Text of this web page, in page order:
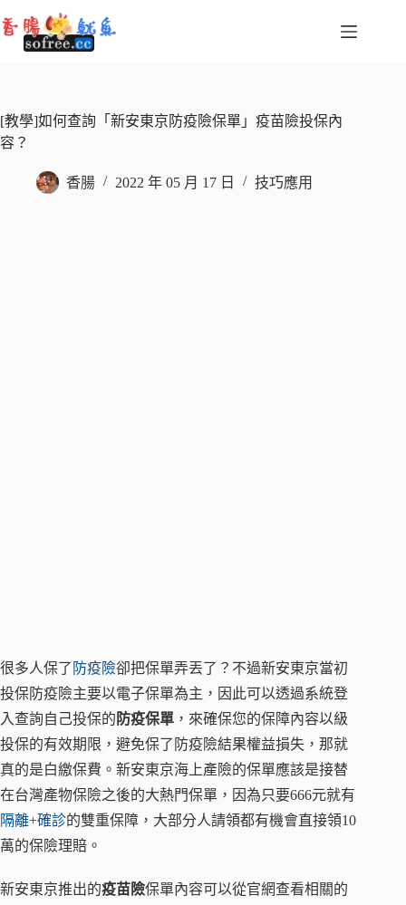
至
容
[教學]如何查詢「新安東京防疫險保單」疫苗險投保內
容？
香腸 2022 年 05 月 17 日 技巧應用
很多人保了 防疫險卻把保單弄丟了？不過新安東京當初
投保防疫險主要以電子保單為主，因此可以透過系統登
入查詢自己投保的 防疫保單 ，來確保您的保障內容以級
投保的有效期限，避免保了防疫險結果權益損失，那就
真的是白繳保費。新安東京海上產險的保單應該是接替
在台灣產物保險之後的大熱門保單，因為只要666元就有
隔離+確診的雙重保障，大部分人請領都有機會直接領10
萬的保險理賠。
新安東京推出的疫苗險保單內容可以從官網查看相關的